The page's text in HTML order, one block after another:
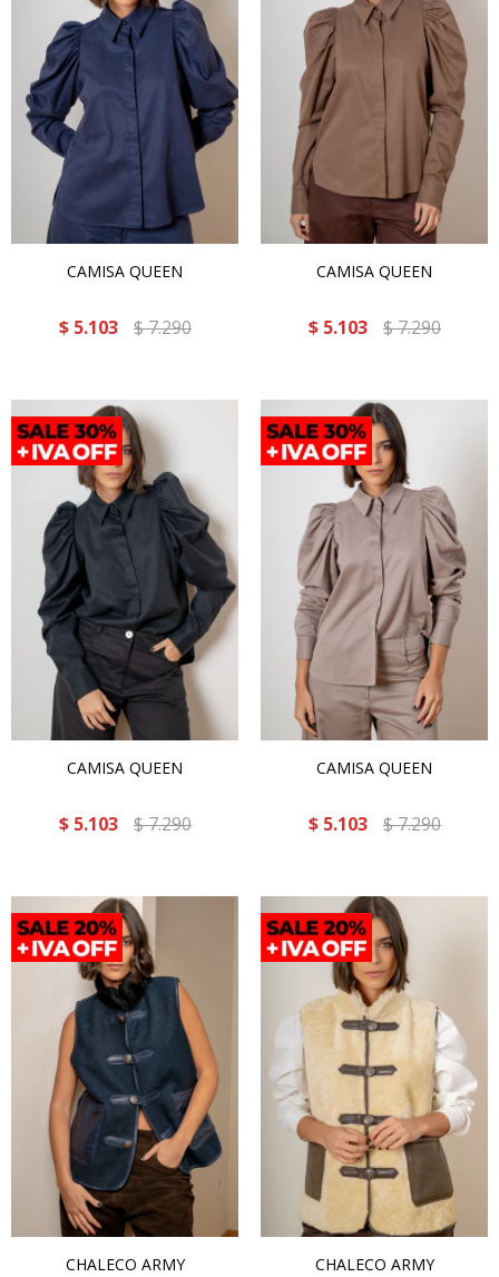
CAMISA QUEEN
$ 5.103 $7.290
CAMISA QUEEN
$ 5.103 $7.290
CAMISA QUEEN
$ 5.103 $7.290
CAMISA QUEEN
$ 5.103 $7.290
CHALECO ARMY CHALECO ARMY